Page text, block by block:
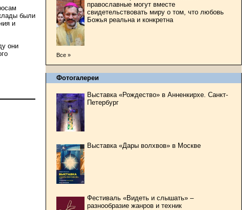
были
и
они
православные могут вместе
свидетельствовать миру о том, что любовь
Божья реальна и конкретна
Все »
Фотогалереи
Выставка «Рождество» в Анненкирхе. Санкт-
Петербург
Выставка «Дары волхвов» в Москве
Фестиваль «Видеть и слышать» –
разнообразие жанров и техник